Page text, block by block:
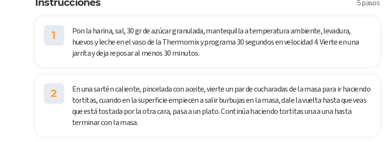
Instrucciones 5 pasos
1
Pon la harina, sal, 30 gr de azúcar granulada, mantequilla a temperatura ambiente, levadura,
huevos y leche en el vaso de la Thermomix y programa 30 segundos en velocidad 4. Vierte en una
jarrita y deja reposar al menos 30 minutos.
2
En una sartén caliente, pincelada con aceite, vierte un par de cucharadas de la masa para ir haciendo
tortitas, cuando en la superficie empiecen a salir burbujas en la masa, dale la vuelta hasta que veas
que está tostada por la otra cara, pasa a un plato. Continúa haciendo tortitas una a una hasta
terminar con la masa.